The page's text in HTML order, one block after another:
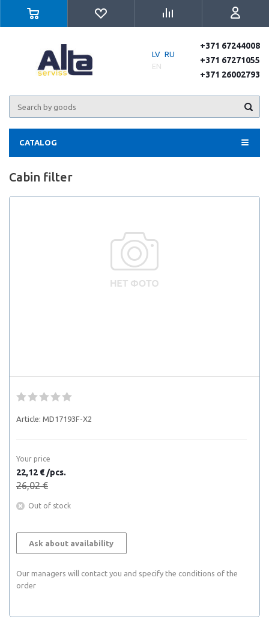
LV RU
EN
+371 67244008
+371 67271055
+371 26002793
CATALOG
Cabin filter
Article: MD17193F-X2
Your price
22,12 € /pcs.
26,02 €
Out of stock
Ask about availability
Our managers will contact you and specify the conditions of the
order